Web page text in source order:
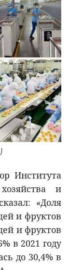
Института
и
«Доля
и фруктов
и фруктов
в 2021 году
до 30,4% в